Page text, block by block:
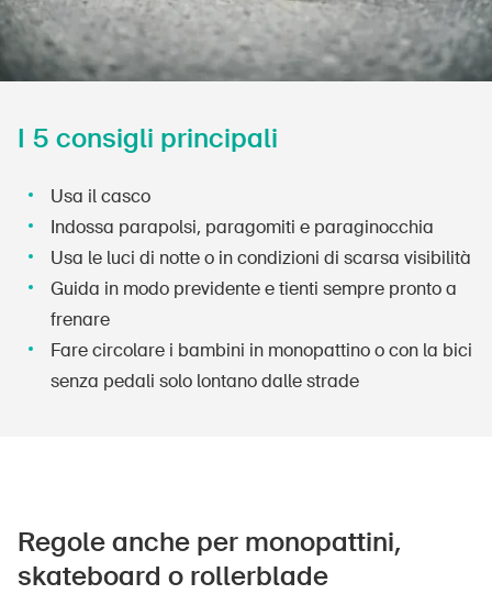
I 5 consigli principali
Usa il casco
Indossa parapolsi, paragomiti e paraginocchia
Usa le luci di notte o in condizioni di scarsa visibilità
Guida in modo previdente e tienti sempre pronto a
frenare
Fare circolare i bambini in monopattino o con la bici
senza pedali solo lontano dalle strade
Regole anche per monopattini,
skateboard o rollerblade